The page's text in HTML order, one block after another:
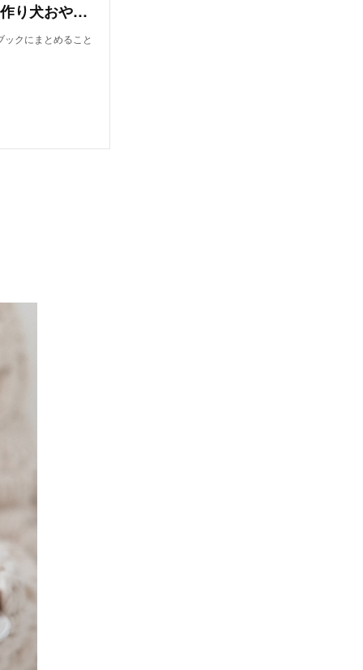
オンラインレシピブック【今日から作れる！手作り犬おやつレシピ】
クにまとめること